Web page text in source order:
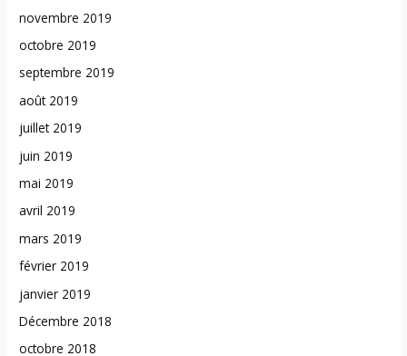
novembre 2019
octobre 2019
septembre 2019
août 2019
juillet 2019
juin 2019
mai 2019
avril 2019
mars 2019
février 2019
janvier 2019
Décembre 2018
octobre 2018